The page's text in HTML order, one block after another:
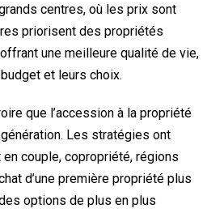
centres, où les prix sont
priorisent des propriétés
une meilleure qualité de vie,
et leurs choix.
que l’accession à la propriété
Les stratégies ont
couple, copropriété, régions
d’une première propriété plus
options de plus en plus